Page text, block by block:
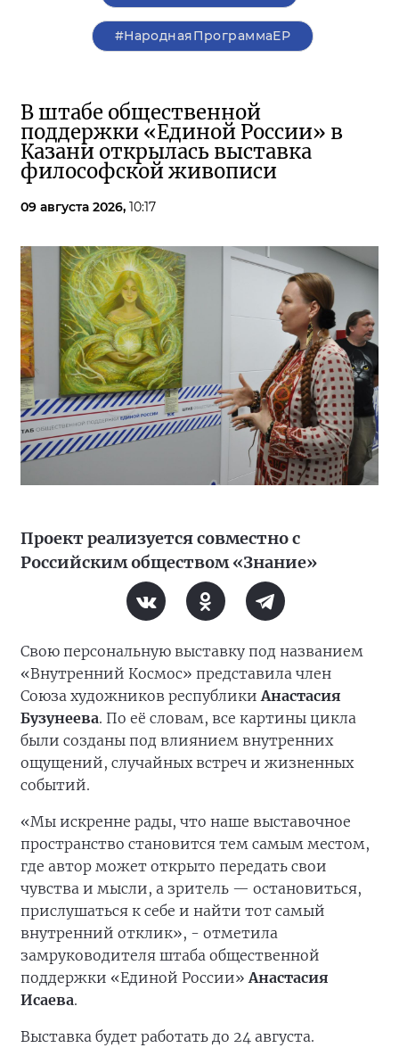
#НароднаяПрограммаЕР
В штабе общественной
поддержки «Единой России» в
Казани открылась выставка
философской живописи
09 августа 2026, 10:17
Проект реализуется совместно с
Российским обществом «Знание»
Свою персональную выставку под названием
«Внутренний Космос» представила член
Союза художников республики Анастасия
Бузунеева. По её словам, все картины цикла
были созданы под влиянием внутренних
ощущений, случайных встреч и жизненных
событий.
«Мы искренне рады, что наше выставочное
пространство становится тем самым местом,
где автор может открыто передать свои
чувства и мысли, а зритель — остановиться,
прислушаться к себе и найти тот самый
внутренний отклик», - отметила
замруководителя штаба общественной
поддержки «Единой России»Анастасия
Исаева.
Выставка будет работать до 24 августа.